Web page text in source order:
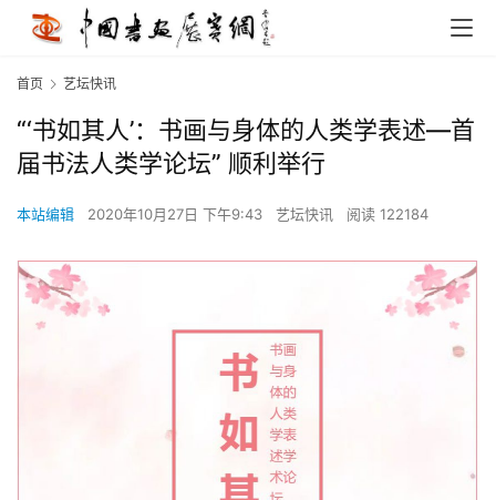
首页 艺坛快讯
“‘书如其人’：书画与身体的人类学表述—首
届书法人类学论坛” 顺利举行
本站编辑 2020年10月27日 下午9:43 艺坛快讯 阅读 122184